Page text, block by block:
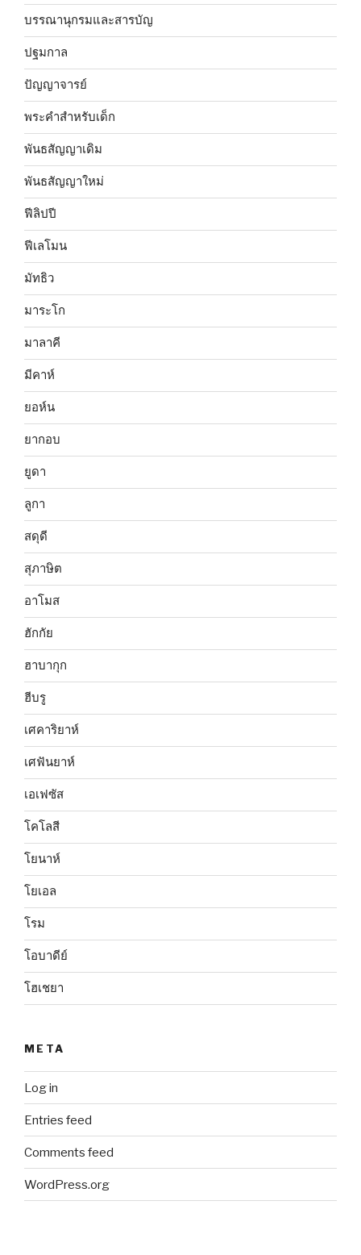
บรรณานุกรมและสารบัญ
ปฐมกาล
ปัญญาจารย์
พระคำสำหรับเด็ก
พันธสัญญาเดิม
พันธสัญญาใหม่
ฟีลิปปี
ฟีเลโมน
มัทธิว
มาระโก
มาลาคี
มีคาห์
ยอห์น
ยากอบ
ยูดา
ลูกา
สดุดี
สุภาษิต
อาโมส
ฮักกัย
ฮาบากุก
ฮีบรู
เศคาริยาห์
เศฟันยาห์
เอเฟซัส
โคโลสี
โยนาห์
โยเอล
โรม
โอบาดีย์
โฮเชยา
META
Log in
Entries feed
Comments feed
WordPress.org